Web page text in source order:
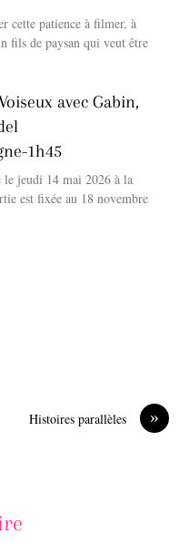
cette patience à filmer, à
fils de paysan qui veut être
avec Gabin,
1h45
le jeudi 14 mai 2026 à la
est fixée au 18 novembre
»
Histoires parallèles